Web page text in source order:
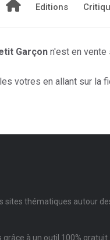
Editions
Garçon n'est en vente
votres en allant sur la
sites thématiques autour
à un outil 100% gratuit.